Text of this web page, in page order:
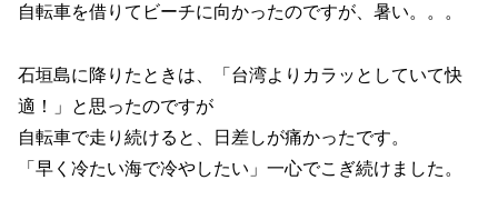
自転車を借りてビーチに向かったのですが、暑い。。。
石垣島に降りたときは、「台湾よりカラッとしていて快
適！」と思ったのですが
自転車で走り続けると、日差しが痛かったです。
「早く冷たい海で冷やしたい」一心でこぎ続けました。